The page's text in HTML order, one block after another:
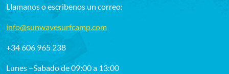
Llamanos o escribenos un correo:
info@sunwavesurfcamp.com
+34 606 965 238
Lunes –Sabado de 09:00 a 13:00